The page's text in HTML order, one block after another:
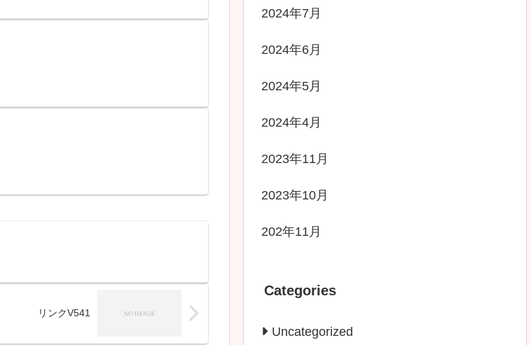
リンクV541
2024年7月
2024年6月
2024年5月
2024年4月
2023年11月
2023年10月
202年11月
Categories
Uncategorized